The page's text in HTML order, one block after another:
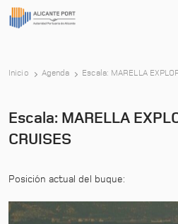
Inicio Agenda Escala: MARELLA
Escala: MARELLA
CRUISES
Posición actual del buque: